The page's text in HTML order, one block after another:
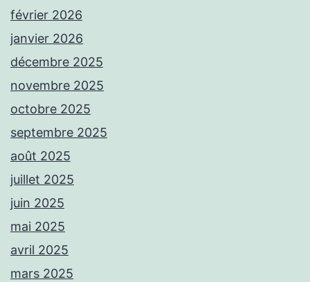
février 2026
janvier 2026
décembre 2025
novembre 2025
octobre 2025
septembre 2025
août 2025
juillet 2025
juin 2025
mai 2025
avril 2025
mars 2025